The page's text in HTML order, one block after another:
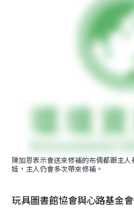
陳加恩表示會送來修補的布偶都跟主
娃，主人仍會多次帶來修補。
玩具圖書館協會與心路基金